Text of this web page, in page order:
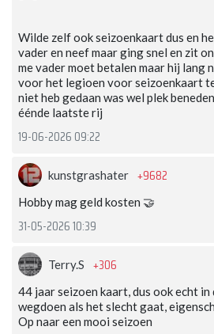
Wilde zelf ook seizoenkaart dus en
vader en neef maar ging snel en zit
me vader moet betalen maar hij lang
voor het legioen voor seizoenkaart
niet heb gedaan was wel plek
éénde laatste rij
19-06-2026 09:22
kunstgrashater +9682
Hobby mag geld kosten 🤝
31-05-2026 10:39
Terry.S +306
44 jaar seizoen kaart, dus ook echt in
wegdoen als het slecht gaat,
Op naar een mooi seizoen